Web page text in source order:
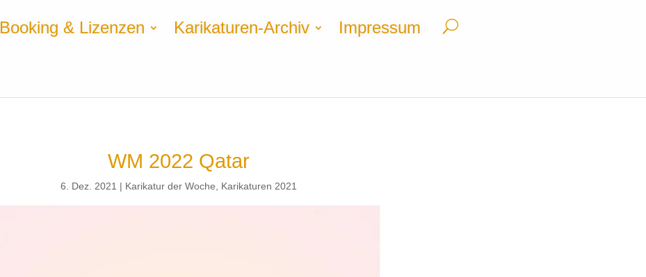
Booking & Lizenzen Karikaturen-Archiv Impressum
WM 2022 Qatar
6. Dez. 2021 Karikatur der Woche, Karikaturen 2021